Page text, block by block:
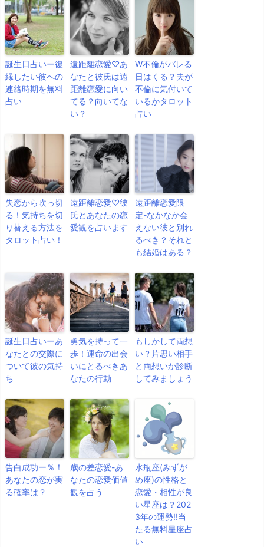
誕生日占いー復
縁したい彼への
連絡時期を無料
占い
遠距離恋愛♡あ
なたと彼氏は遠
距離恋愛に向い
てる？向いてな
い？
W不倫がバレる
日はくる？夫が
不倫に気付いて
いるかタロット
占い
失恋から吹っ切
る！気持ちを切
り替える方法を
タロット占い！
遠距離恋愛♡彼
氏とあなたの恋
愛観を占います
遠距離恋愛限
定-なかなか会
えない彼と別れ
るべき？それと
も結婚はある？
誕生日占いーあ
なたとの交際に
ついて彼の気持
ち
勇気を持って一
歩！運命の出会
いにとるべきあ
なたの行動
もしかして両想
い？片思い相手
と両想いか診断
してみましょう
告白成功ー％！
あなたの恋が実
る確率は？
歳の差恋愛-あ
なたの恋愛価値
観を占う
水瓶座(みずが
め座)の性格と
恋愛・相性が良
い星座は？202
3年の運勢!!当
たる無料星座占
い